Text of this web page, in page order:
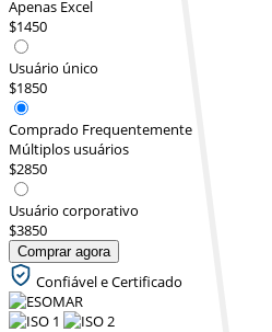
Apenas Excel
$1450
Usuário único
$1850
Comprado Frequentemente
Múltiplos usuários
$2850
Usuário corporativo
$3850
Comprar agora
Confiável e Certificado